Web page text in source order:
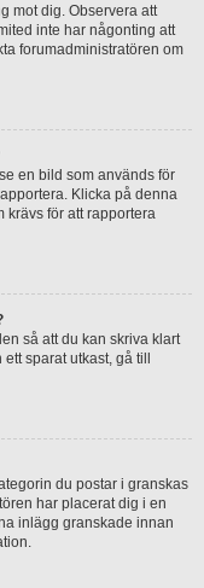
mot dig. Observera att
inte har någonting att
forumadministratören om
en bild som används för
Klicka på denna
krävs för att rapportera
så att du kan skriva klart
sparat utkast, gå till
du postar i granskas
har placerat dig i en
inlägg granskade innan